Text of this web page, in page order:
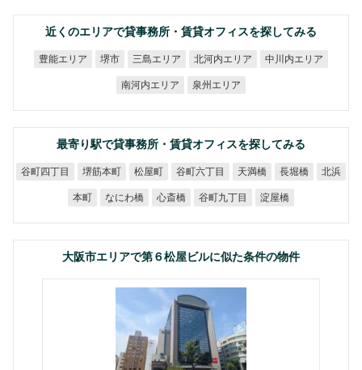
近くのエリアで貸事務所・賃貸オフィスを探してみる
豊能エリア 堺市 三島エリア 北河内エリア 中川内エリア
南河内エリア 泉州エリア
最寄り駅で貸事務所・賃貸オフィスを探してみる
谷町四丁目 堺筋本町 松屋町 谷町六丁目 天満橋 長堀橋 北浜
本町 なにわ橋 心斎橋 谷町九丁目 淀屋橋
大阪市エリアで第６松屋ビルに似た条件の物件